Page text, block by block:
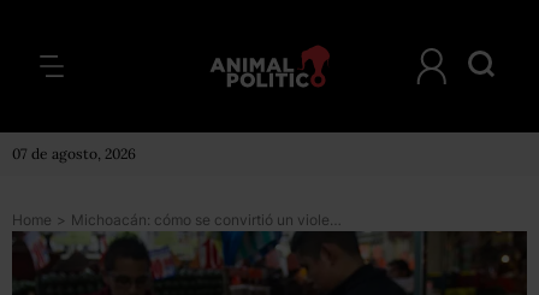
07 de agosto, 2026
Home > Michoacán: cómo se convirtió un violento estado de México en el principal productor mundial de aguacate